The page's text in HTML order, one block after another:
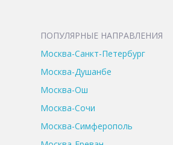
ПОПУЛЯРНЫЕ НАПРАВЛЕНИЯ
Москва-Санкт-Петербург
Москва-Душанбе
Москва-Ош
Москва-Сочи
Москва-Симферополь